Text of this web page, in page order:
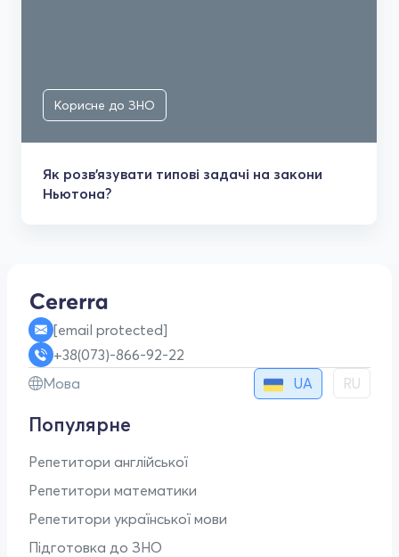
Корисне до ЗНО
Як розв'язувати типові задачі на закони
Ньютона?
[email protected]
+38(073)-866-92-22
Мова
UA RU
Популярне
Репетитори англійської
Репетитори математики
Репетитори української мови
Підготовка до ЗНО